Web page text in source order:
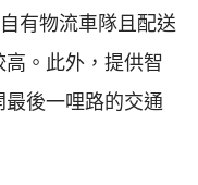
有物流車隊且配送
。此外，提供智
後一哩路的交通